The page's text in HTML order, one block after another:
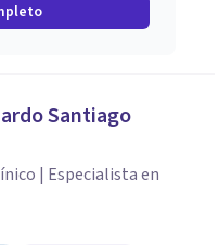
Santiago
| Especialista en